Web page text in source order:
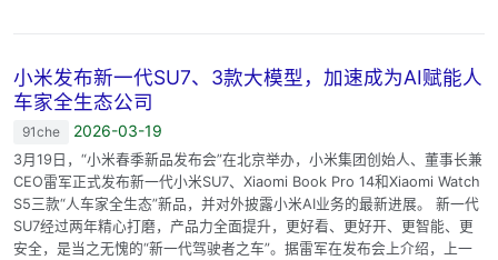
小米发布新一代SU7、3款大模型，加速成为AI赋能人
车家全生态公司
91che 2026-03-19
3月19日，“小米春季新品发布会”在北京举办，小米集团创始人、董事长兼
CEO雷军正式发布新一代小米SU7、Xiaomi Book Pro 14和Xiaomi Watch
S5三款“人车家全生态”新品，并对外披露小米AI业务的最新进展。 新一代
SU7经过两年精心打磨，产品力全面提升，更好看、更好开、更智能、更
安全，是当之无愧的“新一代驾驶者之车”。据雷军在发布会上介绍，上一